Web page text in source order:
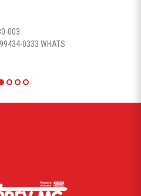
003‎
0333 WHATS